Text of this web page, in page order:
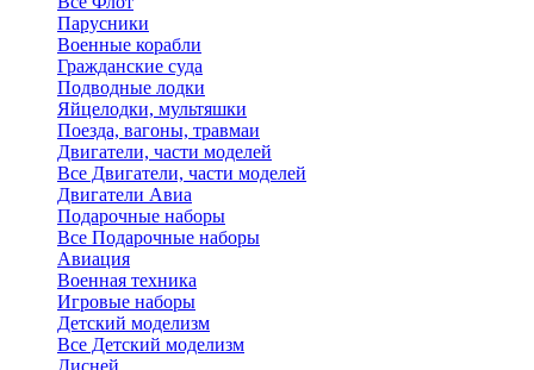
Парусники
Военные корабли
Гражданские суда
Подводные лодки
Яйцелодки, мультяшки
Поезда, вагоны, травмаи
Двигатели, части моделей
Все Двигатели, части моделей
Двигатели Авиа
Подарочные наборы
Все Подарочные наборы
Авиация
Военная техника
Игровые наборы
Детский моделизм
Все Детский моделизм
Дисней